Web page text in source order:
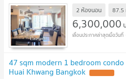
2 ห้องนอน 87.5
6,300,000
47 sqm modern 1 bedroom
Huai Khwang Bangkok